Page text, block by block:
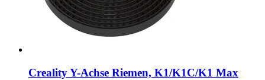
CrealityY-​Achse Riemen, K1/K1C/K1 Max